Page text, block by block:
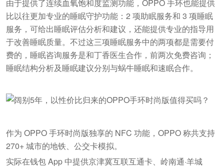
由于提供了连续血氧饱和度监测功能，OPPO 手环也能提供
比以往更加专业的睡眠守护功能：2 项助眠服务和 3 项睡眠
服务，可给出睡眠评估分析和建议，还能提供专业的指导用
于改善睡眠质量。不过这三项睡眠服务中的两项都是需要付
费的，睡眠咨询服务是和丁香医生合作，前两次免费咨询；
睡眠结构分析及睡眠建议分别与蜗牛睡眠和速眠合作。
作为 OPPO 手环时尚版独享的 NFC 功能，OPPO 称共支持
270+ 城市的地铁、公交卡模拟。
实际在钱包 App 中提供京津冀互联互通卡、岭南通·羊城